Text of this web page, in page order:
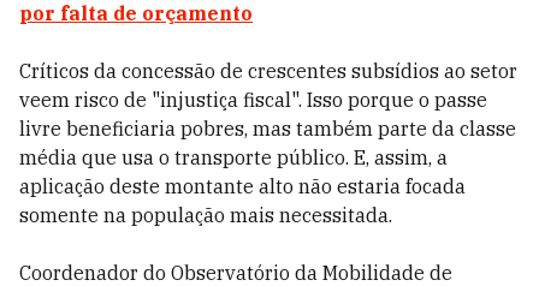
por falta de orçamento
Críticos da concessão de crescentes subsídios ao setor
veem risco de "injustiça fiscal". Isso porque o passe
livre beneficiaria pobres, mas também parte da classe
média que usa o transporte público. E, assim, a
aplicação deste montante alto não estaria focada
somente na população mais necessitada.
Coordenador do Observatório da Mobilidade de